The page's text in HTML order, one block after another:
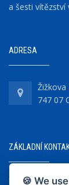
a šesti vítězství
ADRESA
Žižkova
747 07
ZÁKLADNÍ
🍪 We